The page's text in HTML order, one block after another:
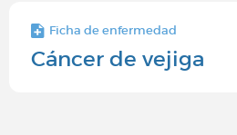
Ficha de enfermedad
Cáncer de vejiga